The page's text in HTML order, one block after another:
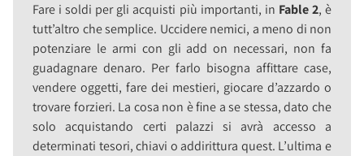
Fare i soldi per gli acquisti più importanti, in Fable 2, è
tutt’altro che semplice. Uccidere nemici, a meno di non
potenziare le armi con gli add on necessari, non fa
guadagnare denaro. Per farlo bisogna affittare case,
vendere oggetti, fare dei mestieri, giocare d’azzardo o
trovare forzieri. La cosa non è fine a se stessa, dato che
solo acquistando certi palazzi si avrà accesso a
determinati tesori, chiavi o addirittura quest. L’ultima e